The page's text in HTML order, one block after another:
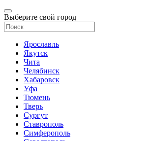
Выберите свой город
Ярославль
Якутск
Чита
Челябинск
Хабаровск
Уфа
Тюмень
Тверь
Сургут
Ставрополь
Симферополь